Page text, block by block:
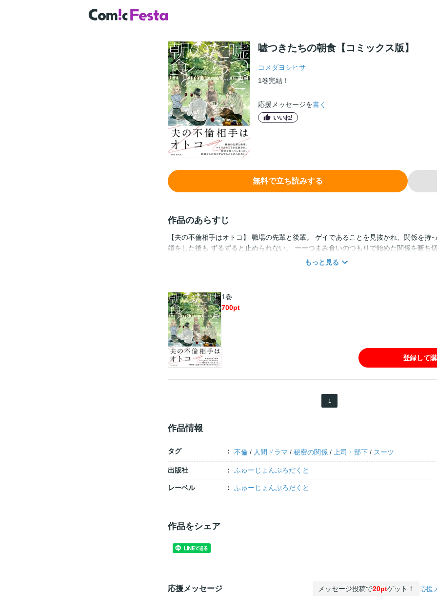
嘘つきたちの朝食【コミックス版】
コメダヨシヒサ
1巻完結！
応援メッセージを書く
いいね!
無料で立ち読みする
作品のあらすじ
【夫の不倫相手はオトコ】 職場の先輩と後輩。 ゲイであることを見抜かれ、関係を持
婚をした後も ずるずると止められない。 ーーつまみ食いのつもりで始めた関係を断ち
とう）。 好意を向けられると受け入れてしまう木村（きむら）。 2人の不倫を目撃して
本作品は単話配信しているものに、加筆修正・描き下ろしを加えたコミックス版です。
をつけ下さい。
もっと見る
1巻
700pt
登録して
1
作品情報
タグ 不倫 / 人間ドラマ /秘密の関係 /上司・部下 / スーツ
出版社 ふゅーじょんぷろだくと
レーベル ふゅーじょんぷろだくと
作品をシェア
応援メッセージ メッセージ投稿で20ptゲット！
応援